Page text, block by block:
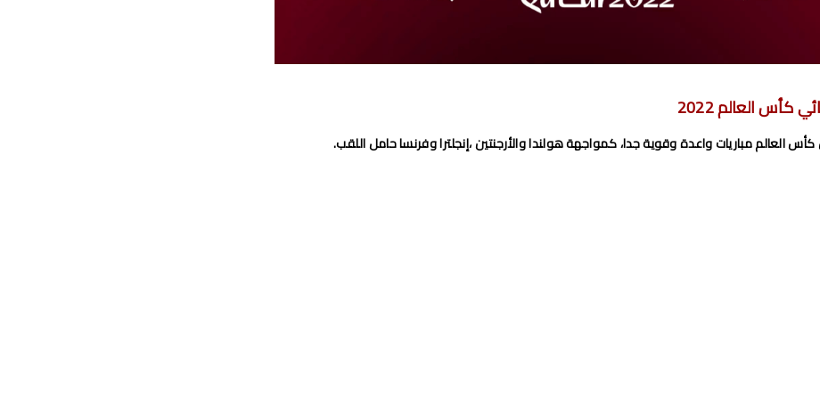
إحصائيات الديربي البيضاوي في البطولة الإحترافية
مباريات المنتخب المغربي القادمة 2026
كأس العالم 2022
العالم مباريات واعدة وقوية جدا، كمواجهة هولندا والأرجنتين ،إنجلترا وفرنسا حامل اللقب.